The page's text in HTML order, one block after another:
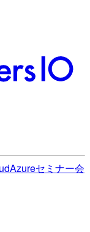
Azureセミナー会